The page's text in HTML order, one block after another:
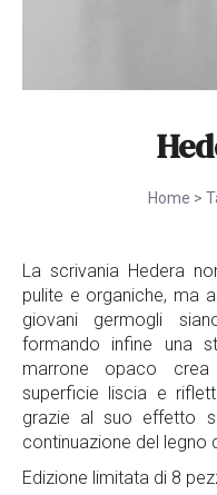
Home >
La scrivania Hedera
pulite e organiche, ma
giovani germogli
formando infine una
marrone opaco
superficie liscia e
grazie al suo effetto
continuazione del legno
Edizione limitata di 8